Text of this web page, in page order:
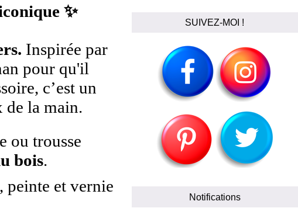
✨
Inspirée par
pour qu'il
c’est un
de la main.
ou trousse
bois.
peinte et vernie
SUIVEZ-MOI !
Notifications